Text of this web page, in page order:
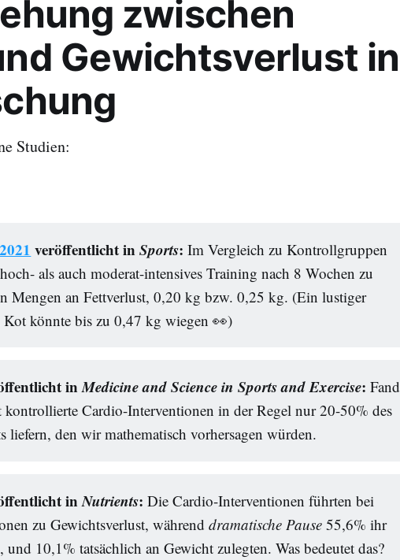
zwischen
Gewichtsverlust in
Studien:
veröffentlicht inSports:Im Vergleich zu Kontrollgruppen
als auch moderat-intensives Training nach 8 Wochen zu
Mengen an Fettverlust, 0,20 kg bzw. 0,25 kg. (Ein lustiger
könnte bis zu 0,47 kg wiegen 👀)
inMedicine and Science in Sports and Exercise: Fand
kontrollierte Cardio-Interventionen in der Regel nur 20-50% des
liefern, den wir mathematisch vorhersagen würden.
inNutrients: Die Cardio-Interventionen führten bei
zu Gewichtsverlust, währenddramatische Pause 55,6% ihr
10,1% tatsächlich an Gewicht zulegten. Was bedeutet das?